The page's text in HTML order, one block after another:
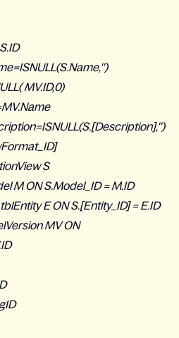
MV.ID,0)
S
M ON S.Model_ID = M.ID
E ON S.[Entity_ID] = E.ID
MV ON